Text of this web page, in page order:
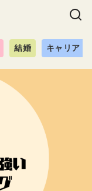
結婚 キャリア